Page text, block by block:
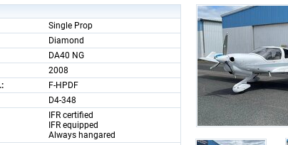
Single Prop
Diamond
DA40 NG
2008
F-HPDF
D4-348
IFR certified
IFR equipped
Always hangared